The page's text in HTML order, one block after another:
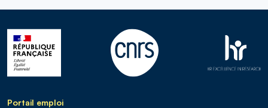
Portail emploi